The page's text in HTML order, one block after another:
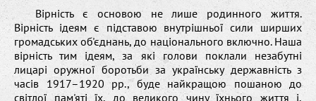
Вірність є основою не лише родинного життя.
Вірність ідеям є підставою внутрішньої сили ширших
громадських об'єднань, до національного включно. Наша
вірність тим ідеям, за які голови поклали незабутні
лицарі оружної боротьби за українську державність з
часів 1917–1920 рр., буде найкращою пошаною до
світлої пам'яті їх, до великого чину їхнього життя і,